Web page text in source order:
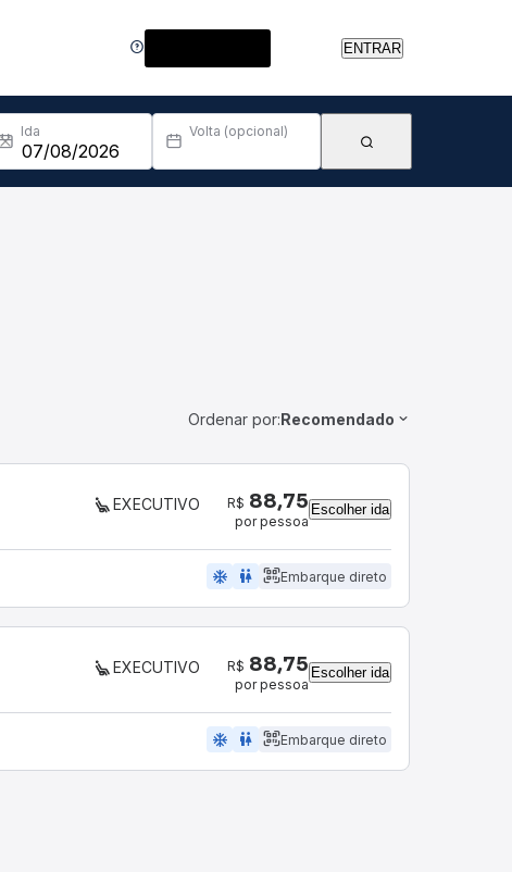
ENTRAR
Ida Volta (opcional)
Ordenar por:Recomendado
EXECUTIVO R$ 88,75
por pessoa
Escolher ida
ac_unit wc Embarque direto
EXECUTIVO R$ 88,75
por pessoa
Escolher ida
ac_unit wc Embarque direto